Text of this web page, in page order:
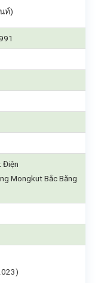
ท์)
Điện
Mongkut Bắc Băng